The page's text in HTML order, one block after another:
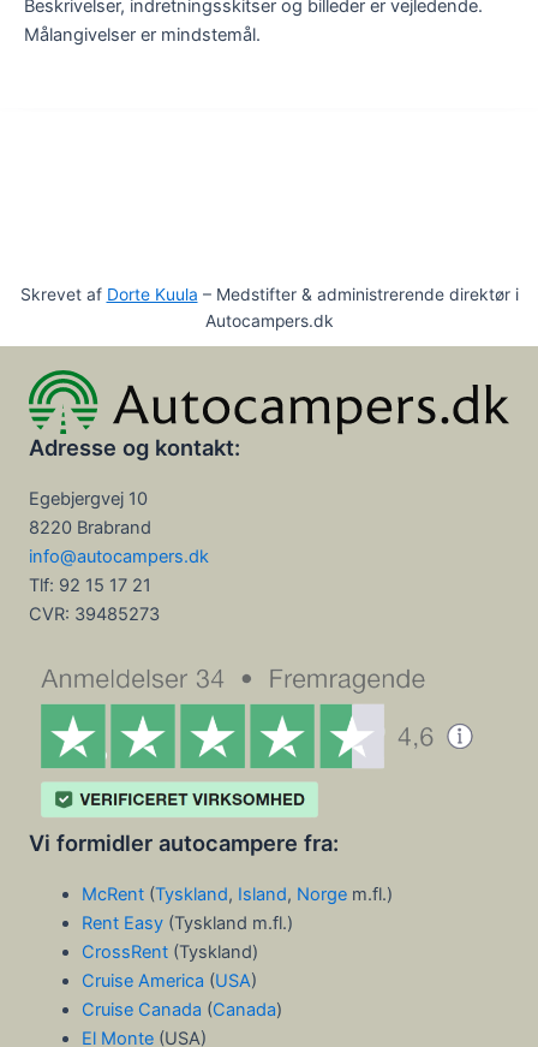
Beskrivelser, indretningsskitser og billeder er vejledende.
Målangivelser er mindstemål.
Skrevet af Dorte Kuula – Medstifter & administrerende direktør i
Autocampers.dk
Adresse og kontakt:
Egebjergvej 10
8220 Brabrand
info@autocampers.dk
Tlf: 92 15 17 21
CVR: 39485273
Vi formidler autocampere fra:
McRent(Tyskland, Island, Norgem.fl.)
Rent Easy(Tyskland m.fl.)
CrossRent(Tyskland)
Cruise America (USA)
Cruise Canada (Canada)
El Monte(USA)